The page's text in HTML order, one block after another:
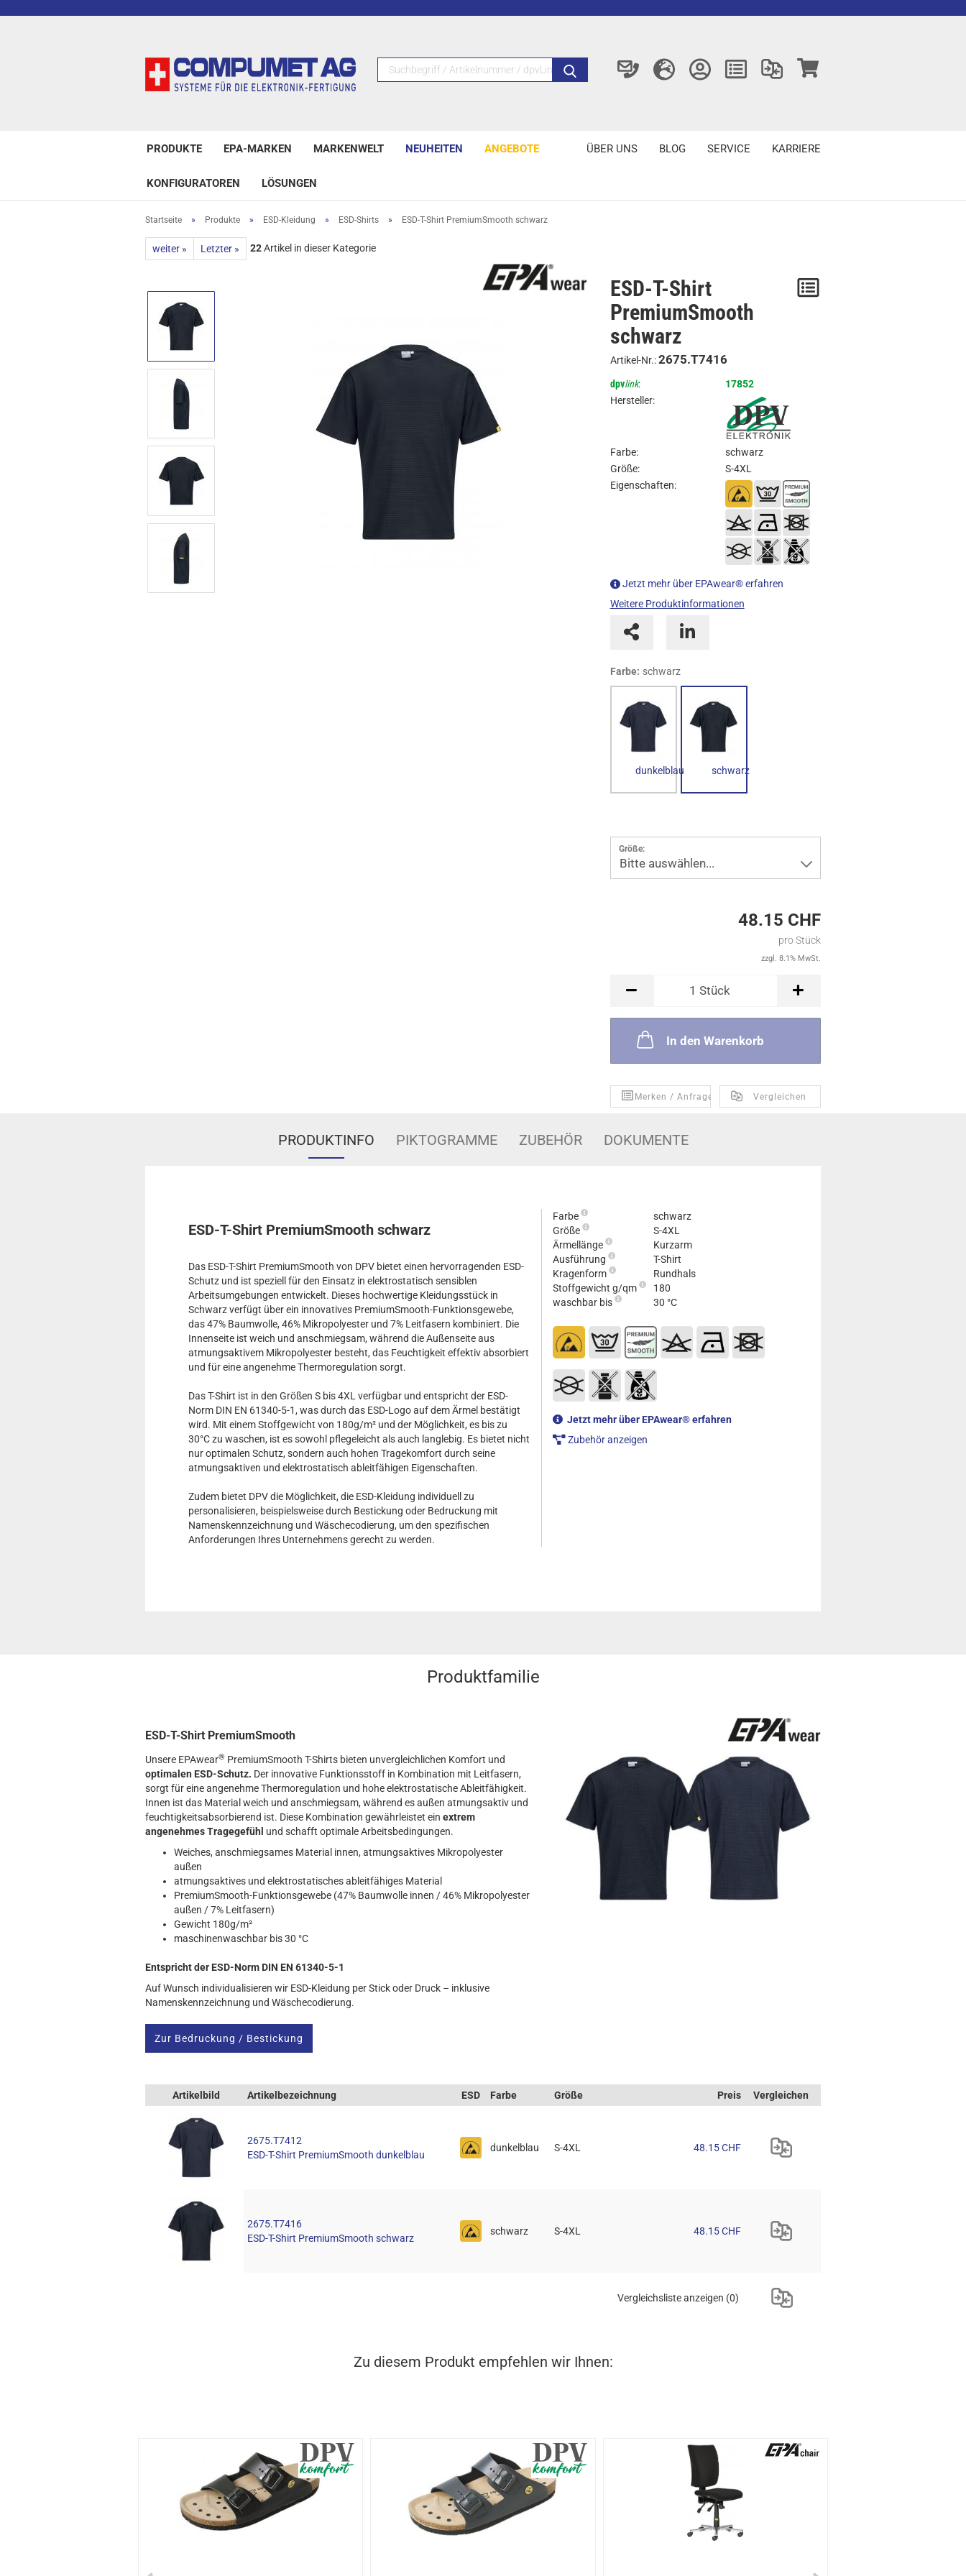
PRODUKTE EPA-MARKEN MARKENWELT NEUHEITEN ANGEBOTE
KONFIGURATOREN LÖSUNGEN
KARRIERE
SERVICE
BLOG
ÜBER UNS
Startseite » Produkte » ESD-Kleidung » ESD-Shirts » ESD-T-Shirt PremiumSmooth schwarz
weiter » Letzter » 22Artikel in dieser Kategorie
ESD-T-Shirt
PremiumSmooth
schwarz
Artikel-Nr.:2675.T7416
dpvlink:
17852
Hersteller:
Farbe:
schwarz
Größe:
S-4XL
Eigenschaften:
Jetzt mehr über EPAwear® erfahren
Weitere Produktinformationen
Farbe: schwarz
dunkelblau schwarz
Größe:
Bitte auswählen...
48.15 CHF
pro Stück
zzgl. 8.1% MwSt.
Stück 1 Stück
In den Warenkorb
Vergleichen
Merken / Anfragen
PRODUKTINFO PIKTOGRAMME ZUBEHÖR DOKUMENTE
ESD-T-Shirt PremiumSmooth schwarz
Das ESD-T-Shirt PremiumSmooth von DPV bietet einen hervorragenden ESD-
Schutz und ist speziell für den Einsatz in elektrostatisch sensiblen
Arbeitsumgebungen entwickelt. Dieses hochwertige Kleidungsstück in
Schwarz verfügt über ein innovatives PremiumSmooth-Funktionsgewebe,
das 47% Baumwolle, 46% Mikropolyester und 7% Leitfasern kombiniert. Die
Innenseite ist weich und anschmiegsam, während die Außenseite aus
atmungsaktivem Mikropolyester besteht, das Feuchtigkeit effektiv absorbiert
und für eine angenehme Thermoregulation sorgt.
Das T-Shirt ist in den Größen S bis 4XL verfügbar und entspricht der ESD-
Norm DIN EN 61340-5-1, was durch das ESD-Logo auf dem Ärmel bestätigt
wird. Mit einem Stoffgewicht von 180g/m² und der Möglichkeit, es bis zu
30°C zu waschen, ist es sowohl pflegeleicht als auch langlebig. Es bietet nicht
nur optimalen Schutz, sondern auch hohen Tragekomfort durch seine
atmungsaktiven und elektrostatisch ableitfähigen Eigenschaften.
Zudem bietet DPV die Möglichkeit, die ESD-Kleidung individuell zu
personalisieren, beispielsweise durch Bestickung oder Bedruckung mit
Namenskennzeichnung und Wäschecodierung, um den spezifischen
Anforderungen Ihres Unternehmens gerecht zu werden.
Farbe
schwarz
Größe
S-4XL
Ärmellänge
Kurzarm
Ausführung
T-Shirt
Kragenform
Rundhals
Stoffgewicht g/qm
180
waschbar bis
30 °C
Jetzt mehr über EPAwear® erfahren
Zubehör anzeigen
Produktfamilie
ESD-T-Shirt PremiumSmooth
Unsere EPAwear® PremiumSmooth T-Shirts bieten unvergleichlichen Komfort und
optimalen ESD-Schutz. Der innovative Funktionsstoff in Kombination mit Leitfasern,
sorgt für eine angenehme Thermoregulation und hohe elektrostatische Ableitfähigkeit.
Innen ist das Material weich und anschmiegsam, während es außen atmungsaktiv und
feuchtigkeitsabsorbierend ist. Diese Kombination gewährleistet ein extrem
angenehmes Tragegefühl und schafft optimale Arbeitsbedingungen.
Weiches, anschmiegsames Material innen, atmungsaktives Mikropolyester
außen
atmungsaktives und elektrostatisches ableitfähiges Material
PremiumSmooth-Funktionsgewebe (47% Baumwolle innen / 46% Mikropolyester
außen / 7% Leitfasern)
Gewicht 180g/m²
maschinenwaschbar bis 30 °C
Entspricht der ESD-Norm DIN EN 61340-5-1
Auf Wunsch individualisieren wir ESD-Kleidung per Stick oder Druck – inklusive
Namenskennzeichnung und Wäschecodierung.
Zur Bedruckung / Bestickung
Artikelbild Artikelbezeichnung ESD Farbe Größe Preis Vergleichen
2675.T7412
ESD-T-Shirt PremiumSmooth dunkelblau
dunkelblau S-4XL 48.15 CHF
2675.T7416
ESD-T-Shirt PremiumSmooth schwarz
schwarz S-4XL 48.15 CHF
Vergleichsliste anzeigen (0)
Zu diesem Produkt empfehlen wir Ihnen: